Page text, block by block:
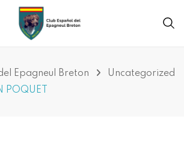
Epagneul Breton
Uncategorized
POQUET